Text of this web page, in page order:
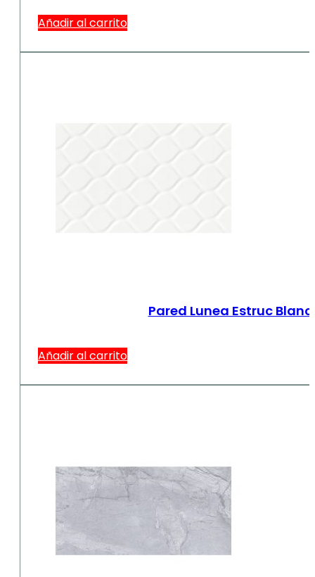
Añadir al carrito
Pared Lunea Estruc
Añadir al carrito